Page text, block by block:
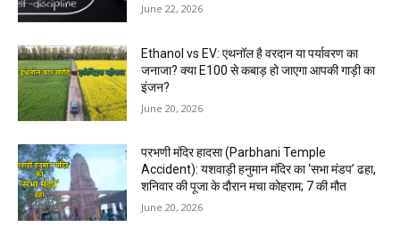
June 22, 2026
Ethanol vs EV: एथनॉल है वरदान या पर्यावरण का
जनाजा? क्या E100 से कबाड़ हो जाएगा आपकी गाड़ी का
इंजन?
June 20, 2026
परभणी मंदिर हादसा (Parbhani Temple
Accident): यशवाड़ी हनुमान मंदिर का ‘सभा मंडप’ ढहा,
शनिवार की पूजा के दौरान मचा कोहराम; 7 की मौत
June 20, 2026